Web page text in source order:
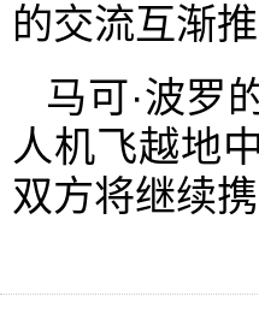
的交流互渐
马可·波罗
人机飞越地
双方将继续